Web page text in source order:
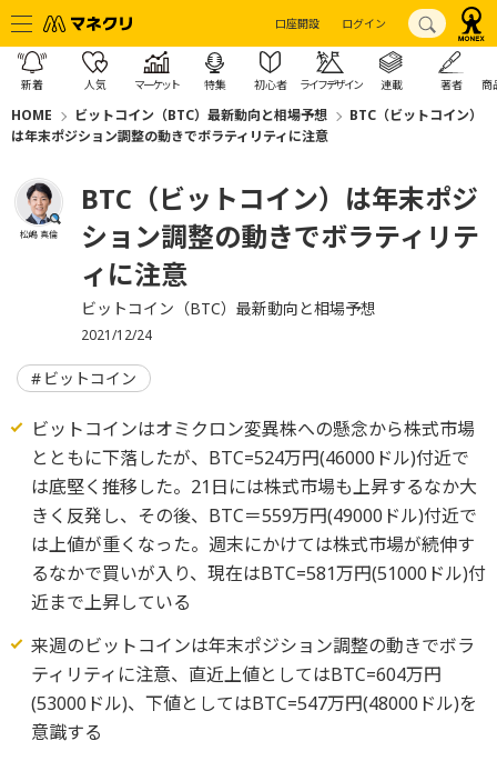
口座開設 ログイン
新着 人気 マーケット 特集 初心者 ライフデザイン 連載 著者 商
HOME ビットコイン（BTC）最新動向と相場予想
BTC（ビットコイン）
は年末ポジション調整の動きでボラティリティに注意
松嶋 真倫
BTC（ビットコイン）は年末ポジ
ション調整の動きでボラティリテ
ィに注意
ビットコイン（BTC）最新動向と相場予想
2021/12/24
ビットコイン
ビットコインはオミクロン変異株への懸念から株式市場
とともに下落したが、BTC=524万円(46000ドル)付近で
は底堅く推移した。21日には株式市場も上昇するなか大
きく反発し、その後、BTC＝559万円(49000ドル)付近で
は上値が重くなった。週末にかけては株式市場が続伸す
るなかで買いが入り、現在はBTC=581万円(51000ドル)付
近まで上昇している
来週のビットコインは年末ポジション調整の動きでボラ
ティリティに注意、直近上値としてはBTC=604万円
(53000ドル)、下値としてはBTC=547万円(48000ドル)を
意識する